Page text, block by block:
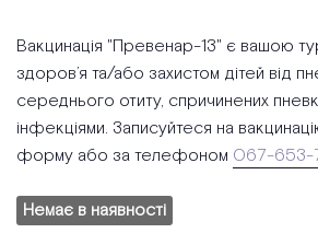
Вакцинація "Превенар-13" є вашою
здоров’я та/або захистом дітей від
середнього отиту, спричинених
інфекціями. Записуйтеся на
форму або за телефоном 067-653-
Немає в наявності